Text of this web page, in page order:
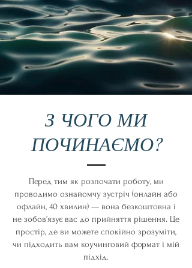
З ЧОГО МИ
ПОЧИНАЄМО?
Перед тим як розпочати роботу, ми
проводимо ознайомчу зустріч (онлайн або
офлайн, 40 хвилин) — вона безкоштовна і
не зобов’язує вас до прийняття рішення. Це
простір, де ви можете спокійно зрозуміти,
чи підходить вам коучинговий формат і мій
підхід.